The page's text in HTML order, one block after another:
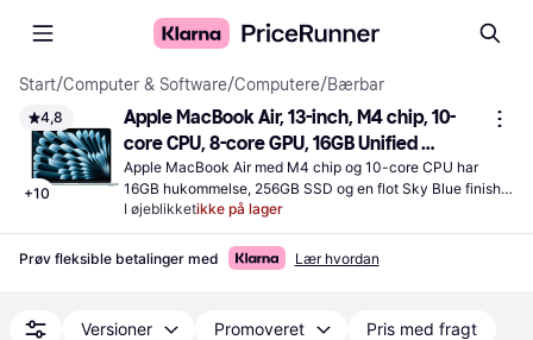
Start/Computer & Software/Computere/Bærbar
4,8
+10
Apple MacBook Air, 13-inch, M4 chip, 10-
core CPU, 8-core GPU, 16GB Unified
Memory, 256GB SSD Storage, Sky Blue
Apple MacBook Air med M4 chip og 10-core CPU har
16GB hukommelse, 256GB SSD og en flot Sky Blue finish,
velegnet til daglige opgaver og multitasking.
I øjeblikketikke på lager
Prøv fleksible betalinger med Lær hvordan
Versioner Promoveret Pris med fragt